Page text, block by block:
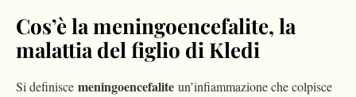
Cos’è la meningoencefalite, la
malattia del figlio di Kledi
Si definisce meningoencefalite un’infiammazione che colpisce